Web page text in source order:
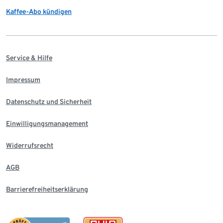
Kaffee-Abo kündigen
Service & Hilfe
Impressum
Datenschutz und Sicherheit
Einwilligungsmanagement
Widerrufsrecht
AGB
Barrierefreiheitserklärung